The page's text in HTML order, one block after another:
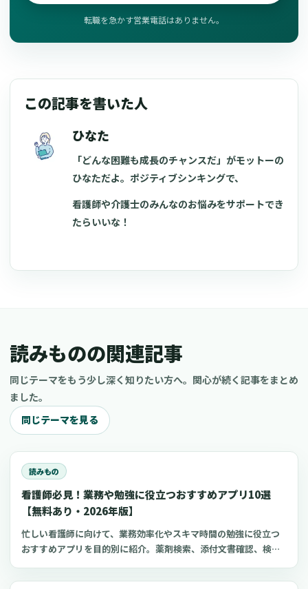
転職を急かす営業電話はありません。
この記事を書いた人
ひなた
「どんな困難も成長のチャンスだ」がモットーの
ひなただよ。ポジティブシンキングで、
看護師や介護士のみんなのお悩みをサポートでき
たらいいな！
読みものの関連記事
同じテーマをもう少し深く知りたい方へ。関心が続く記事をまとめ
ました。
同じテーマを見る
読みもの
看護師必見！業務や勉強に役立つおすすめアプリ10選
【無料あり・2026年版】
忙しい看護師に向けて、業務効率化やスキマ時間の勉強に役立つ
おすすめアプリを目的別に紹介。薬剤検索、添付文書確認、検査
心電図学習、シフト管理など、現場や復職準備で使いやすいアプ